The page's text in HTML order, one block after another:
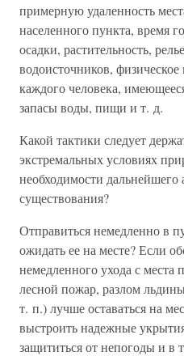
примерную удаленность
населенного пункта, время
осадки, растительность,
водоисточников,
каждого человека,
запасы воды, пищи и т. д.
Какой тактики следует
экстремальных условиях
необходимости дальнейшего
существования?
Отправиться немедленно в
ожидать ее на месте? Если
немедленного ухода с места
лесной пожар, разлом
т. п.) лучше оставаться на
выстроить надежные
защититься от непогоды и в